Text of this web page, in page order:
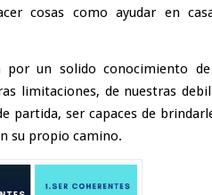
cosas como ayudar en
un solido conocimiento
limitaciones, de nuestras
partida, ser capaces de
su propio camino.